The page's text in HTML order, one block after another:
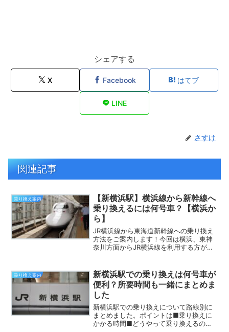
シェアする
X Facebook はてブ
LINE
さすけ
関連記事
乗り換え案内
【新横浜駅】横浜線から新幹線へ
乗り換えるには何号車？【横浜か
ら】
JR横浜線から東海道新幹線への乗り換え
方法をご案内します！今回は横浜、東神
奈川方面からJR横浜線を利用する方が、
方面からJR横浜線を利用している方が、
新横浜駅で東海道新...
乗り換え案内
新横浜駅での乗り換えは何号車が
便利？所要時間も一緒にまとめま
した
新横浜駅での乗り換えについて路線別に
まとめました。ポイントは■乗り換えに
かかる時間■どうやって乗り換えるのか